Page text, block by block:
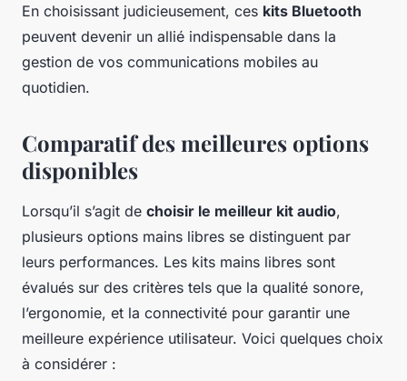
En choisissant judicieusement, ces kits Bluetooth
peuvent devenir un allié indispensable dans la
gestion de vos communications mobiles au
quotidien.
Comparatif des meilleures options
disponibles
Lorsqu’il s’agit de choisir le meilleur kit audio,
plusieurs options mains libres se distinguent par
leurs performances. Les kits mains libres sont
évalués sur des critères tels que la qualité sonore,
l’ergonomie, et la connectivité pour garantir une
meilleure expérience utilisateur. Voici quelques choix
à considérer :